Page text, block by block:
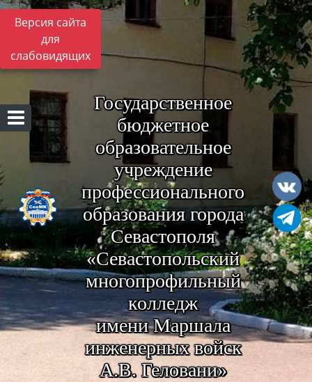
Версия сайта
для
слабовидящих
Государственное
бюджетное
образовательное
учреждение
профессионального
образования города
Севастополя
«Севастопольский
многопрофильный
колледж
имени Маршала
инженерных войск
А.В. Геловани»